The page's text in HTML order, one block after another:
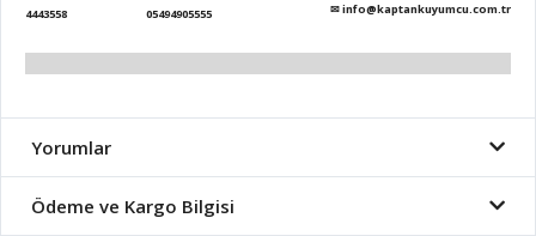
4443558
05494905555
✉info@kaptankuyumcu.com.tr
Yorumlar
Ödeme ve Kargo Bilgisi